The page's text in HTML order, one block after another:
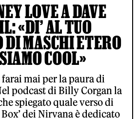
LOVE A DAVE
«DI’ AL TUO
MASCHI ETERO
COOL»
farai mai per la paura di
podcast di Billy Corgan la
spiegato quale verso di
Box’ dei Nirvana è dedicato